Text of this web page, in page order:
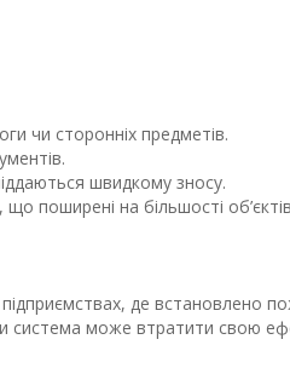
чи сторонніх предметів.
швидкому зносу.
поширені на більшості
де встановлено
система може втратити свою